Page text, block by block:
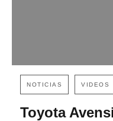
NOTICIAS VIDEOS
Toyota